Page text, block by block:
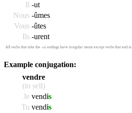
Il -ut
Nous -ûmes
Vous -ûtes
Ils -urent
All verbs that take the -us endings have irregular stems except verbs that end in
Example conjugation:
vendre
(to sell)
Je vendis
Tu vendis